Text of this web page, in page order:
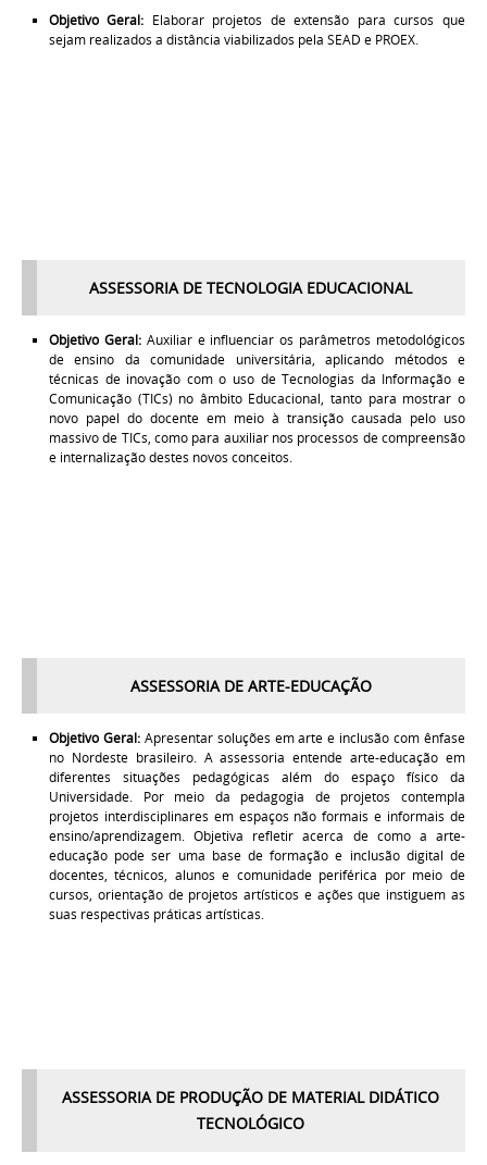
Objetivo Geral: Elaborar projetos de extensão para cursos que
sejam realizados a distância viabilizados pela SEAD e PROEX.
ASSESSORIA DE TECNOLOGIA EDUCACIONAL
Objetivo Geral: Auxiliar e influenciar os parâmetros metodológicos
de ensino da comunidade universitária, aplicando métodos e
técnicas de inovação com o uso de Tecnologias da Informação e
Comunicação (TICs) no âmbito Educacional, tanto para mostrar o
novo papel do docente em meio à transição causada pelo uso
massivo de TICs, como para auxiliar nos processos de compreensão
e internalização destes novos conceitos.
ASSESSORIA DE ARTE-EDUCAÇÃO
Objetivo Geral: Apresentar soluções em arte e inclusão com ênfase
no Nordeste brasileiro. A assessoria entende arte-educação em
diferentes situações pedagógicas além do espaço físico da
Universidade. Por meio da pedagogia de projetos contempla
projetos interdisciplinares em espaços não formais e informais de
ensino/aprendizagem. Objetiva refletir acerca de como a arte-
educação pode ser uma base de formação e inclusão digital de
docentes, técnicos, alunos e comunidade periférica por meio de
cursos, orientação de projetos artísticos e ações que instiguem as
suas respectivas práticas artísticas.
ASSESSORIA DE PRODUÇÃO DE MATERIAL DIDÁTICO
TECNOLÓGICO